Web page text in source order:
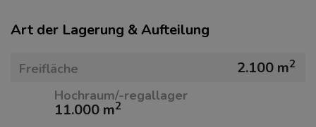
Art der Lagerung & Aufteilung
Freifläche 2.100 m2
Hochraum/-regallager
11.000 m2